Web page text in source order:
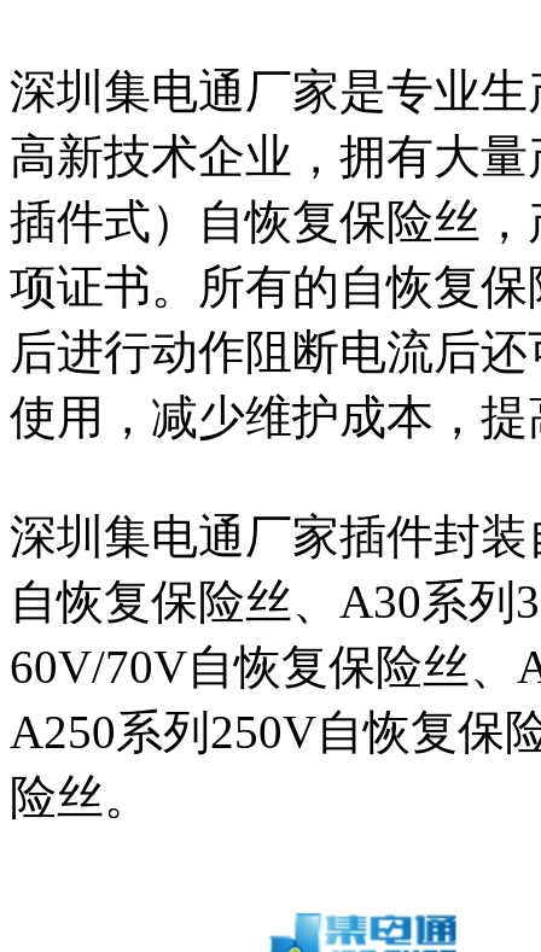
深圳集电通厂家是专业
高新技术企业，拥有大
插件式）自恢复保险丝
项证书。所有的自恢复
后进行动作阻断电流后
使用，减少维护成本，
深圳集电通厂家插件封
自恢复保险丝、A30系列
60V/70V自恢复保险丝、
A250系列250V自恢复保
险丝。